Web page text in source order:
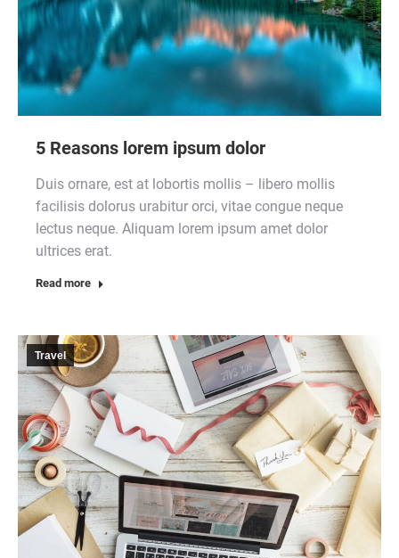
5 Reasons lorem ipsum dolor
Duis ornare, est at lobortis mollis – libero mollis
facilisis dolorus urabitur orci, vitae congue neque
lectus neque. Aliquam lorem ipsum amet dolor
ultrices erat.
Read more
Travel